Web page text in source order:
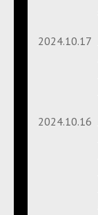
2024.10.17
2024.10.16